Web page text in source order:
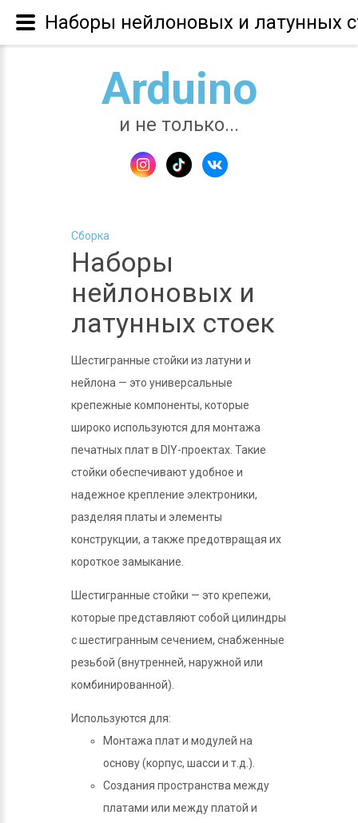
Arduino
и не только...
Сборка
Наборы
нейлоновых и
латунных стоек
Шестигранные стойки из латуни и
нейлона — это универсальные
крепежные компоненты, которые
широко используются для монтажа
печатных плат в DIY-проектах. Такие
стойки обеспечивают удобное и
надежное крепление электроники,
разделяя платы и элементы
конструкции, а также предотвращая их
короткое замыкание.
Шестигранные стойки — это крепежи,
которые представляют собой цилиндры
с шестигранным сечением, снабженные
резьбой (внутренней, наружной или
комбинированной).
Используются для:
Монтажа плат и модулей на
основу (корпус, шасси и т.д.).
Создания пространства между
платами или между платой и
Наборы нейлоновых и латунных